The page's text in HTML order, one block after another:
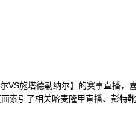
VS施塔德勒纳尔】的赛事直播，喜
索引了相关喀麦隆甲直播、彭特靴